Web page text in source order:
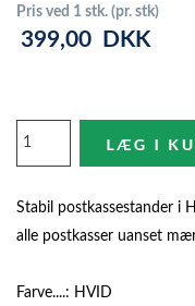
Pris ved 1 stk. (pr. stk)
399,00 DKK
Stabil postkassestander i
alle postkasser uanset
Farve....: HVID